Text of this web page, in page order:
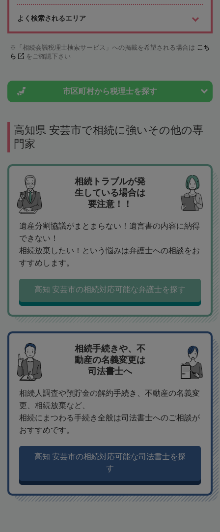
よく検索されるエリア
「相続会議税理士検索サービス」への掲載を希望される場合は こち
ら
をご確認下さい
市区町村から税理士を探す
高知県 安芸市で相続に強いその他の専
門家
相続トラブルが発
生している場合は
要注意！！
遺産分割協議がまとまらない！遺言書の内容に納得
できない！
相続放棄したい！という悩みは弁護士への相談をお
すすめします。
高知 安芸市の相続対応可能な弁護士を探す
相続手続きや、不
動産の名義変更は
司法書士へ
相続人調査や預貯金の解約手続き、不動産の名義変
更、相続放棄など、
相続にまつわる手続き全般は司法書士へのご相談が
おすすめです。
高知 安芸市の相続対応可能な司法書士を探
す